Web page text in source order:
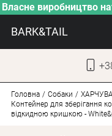
Власне виробництво
BARK&TAIL
Головна Собаки
Контейнер для зберігання
відкидною кришкою -